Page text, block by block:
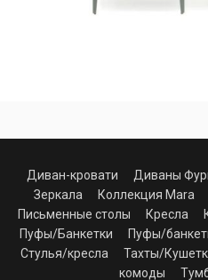
Диван-кровати Диваны
Зеркала
Коллекция Mara
Письменные столы
Кресла
Пуфы/Банкетки
Пуфы/
Стулья/кресла
Тахты/
комоды